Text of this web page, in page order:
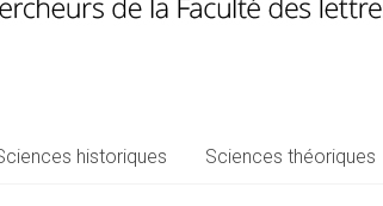
historiques Sciences théoriques